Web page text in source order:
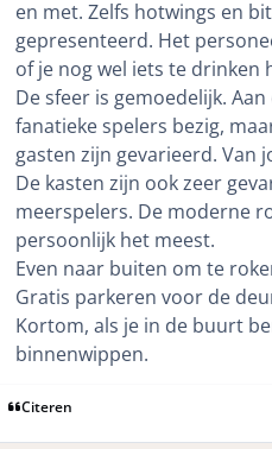
en met. Zelfs hotwings en
gepresenteerd. Het
of je nog wel iets te drinken
De sfeer is gemoedelijk.
fanatieke spelers bezig,
gasten zijn gevarieerd. Van
De kasten zijn ook zeer
meerspelers. De moderne
persoonlijk het meest.
Even naar buiten om te
Gratis parkeren voor de
Kortom, als je in de buurt
binnenwippen.
Citeren